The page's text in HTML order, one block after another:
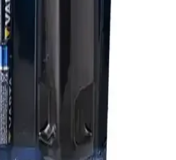
Şarjlı T6 LED 3000 Lümen El
ve Dayanıklı
güçlü LED ışık, oto şarj ve dayanıklı
çeşitli dış mekan ve acil durumlar için
Flex Teleskop Ayarlanabilir El
Pratik Aydınlatma Çözümü
yapısı ve güçlü LED ışığıyla
dayanıklı ve pratik bir el feneridir.